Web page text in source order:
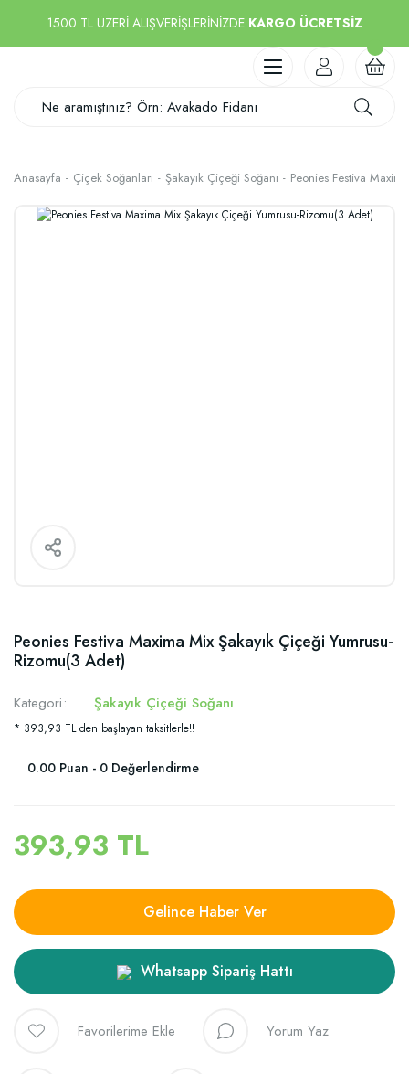
1500 TL ÜZERİ ALIŞVERİŞLERİNİZDE KARGO ÜCRETSİZ
Anasayfa Çiçek Soğanları Şakayık Çiçeği Soğanı Peonies Festiva
Peonies Festiva Maxima Mix Şakayık Çiçeği Yumrusu-
Rizomu(3 Adet)
Kategori Şakayık Çiçeği Soğanı
* 393,93 TL den başlayan taksitlerle!!
0.00 Puan - 0 Değerlendirme
393,93 TL
Gelince Haber Ver
Whatsapp Sipariş Hattı
Yorum Yaz